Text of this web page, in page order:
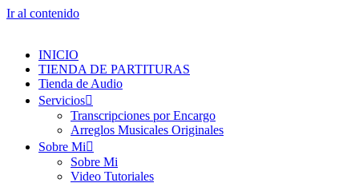
Ir al contenido
INICIO
TIENDA DE PARTITURAS
Tienda de Audio
Servicios
Transcripciones por Encargo
Arreglos Musicales Originales
Sobre Mi
Sobre Mi
Video Tutoriales